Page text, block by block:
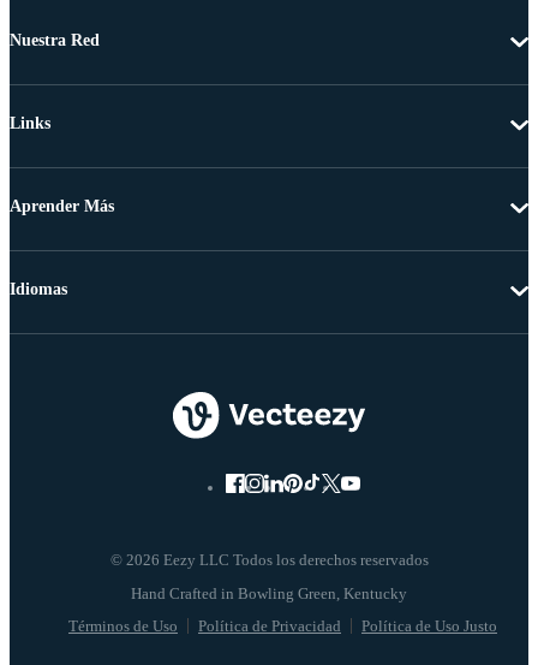
Nuestra Red
Links
Aprender Más
© 2026 Eezy LLC Todos los derechos reservados
Términos de Uso Política de Privacidad Política de Uso Justo
Idiomas